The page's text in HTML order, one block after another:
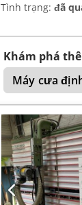
Tình trạng: đã
Khám phá
Máy cưa